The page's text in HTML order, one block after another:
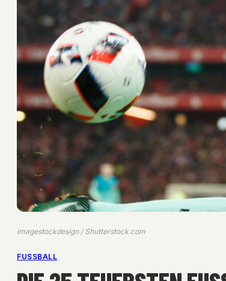
imagestockdesign / Shutterstock.com
FUSSBALL